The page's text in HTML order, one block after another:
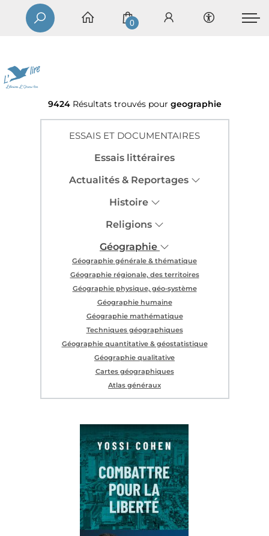
0
9424 Résultats trouvés pour geographie
ESSAIS ET DOCUMENTAIRES
Essais littéraires
Actualités & Reportages
Histoire
Religions
Géographie
Géographie générale & thématique
Géographie régionale, des territoires
Géographie physique, géo-système
Géographie humaine
Géographie mathématique
Techniques géographiques
Géographie quantitative & géostatistique
Géographie qualitative
Cartes géographiques
Atlas généraux